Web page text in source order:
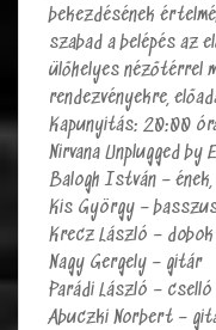
bekezdésének
szabad a belépés az
ülőhelyes nézőtérrel
rendezvényekre,
Kapunyitás: 20:00
Nirvana Unplugged by
Balogh István –
Kis György –
Krecz László – dobok
Nagy Gergely – gitár
Parádi László – cselló
Abuczki Norbert –